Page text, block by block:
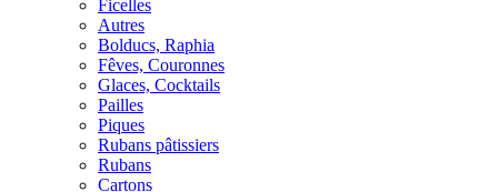
Ficelles
Autres
Bolducs, Raphia
Fêves, Couronnes
Glaces, Cocktails
Pailles
Piques
Rubans pâtissiers
Rubans
Cartons